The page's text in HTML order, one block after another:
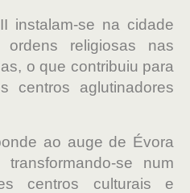
instalam-se na cidade
religiosas nas
o que contribuiu para
centros aglutinadores
ao auge de Évora
se num
centros culturais e